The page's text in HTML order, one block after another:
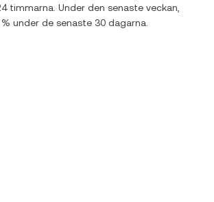
timmarna. Under den senaste veckan,
under de senaste 30 dagarna.